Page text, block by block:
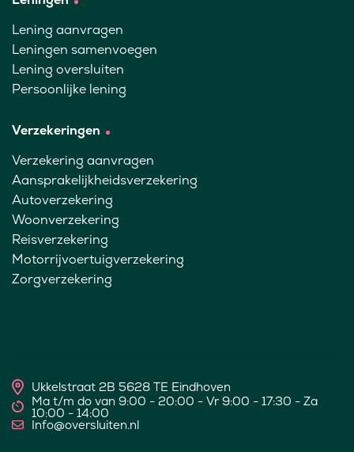
Lening aanvragen
Leningen samenvoegen
Lening oversluiten
Persoonlijke lening
Verzekeringen
Verzekering aanvragen
Aansprakelijkheidsverzekering
Autoverzekering
Woonverzekering
Reisverzekering
Motorrijvoertuigverzekering
Zorgverzekering
Ukkelstraat 2B 5628 TE Eindhoven
Ma t/m do van 9:00 - 20:00 - Vr 9:00 - 17:30 - Za
10:00 - 14:00
Info@oversluiten.nl